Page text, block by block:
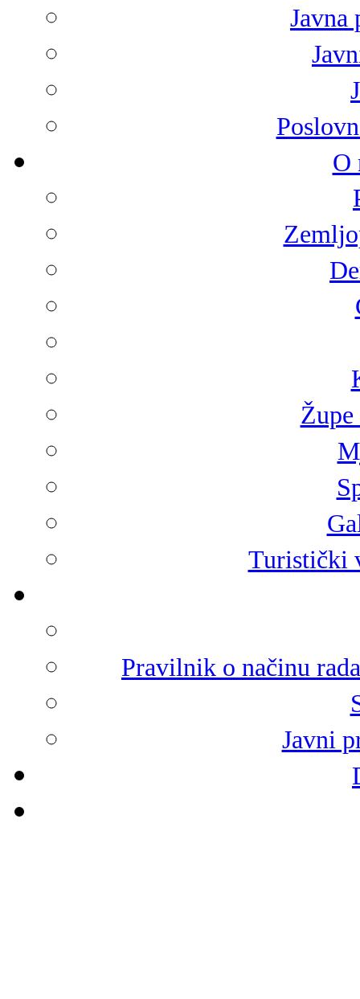
Javna
O
Turistički
Pravilnik o načinu
Javni